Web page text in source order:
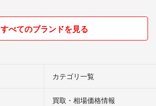
すべてのブランドを見る
カテゴリ一覧
買取・相場価格情報